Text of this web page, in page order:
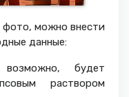
фото, можно внести
данные:
будет
раствором